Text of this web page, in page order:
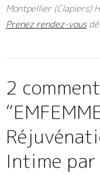
Montpellier (Clapiers)
Prenez rendez-vous
2
“
Intime